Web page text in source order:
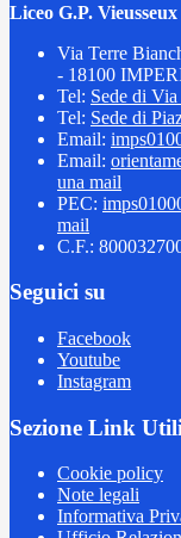
Liceo G.P.
Via Terre
- 18100
Tel: Sede di
Tel: Sede di
Email:
Email:
una mail
PEC:
mail
C.F.:
Seguici su
Facebook
Youtube
Instagram
Sezione Link Utili
Cookie policy
Note legali
Informativa